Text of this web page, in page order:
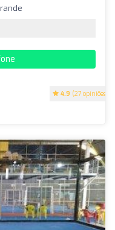
4.9 (27 opiniões)